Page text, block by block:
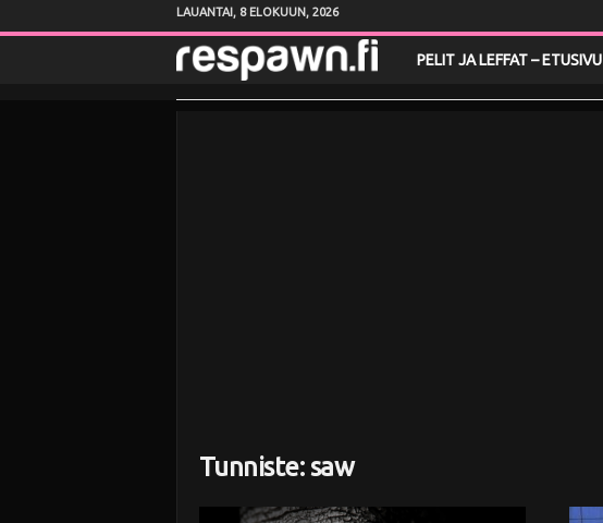
LAUANTAI, 8 ELOKUUN, 2026
e
PELIT JA LEFFAT – ETUSIVU
Tunniste: saw